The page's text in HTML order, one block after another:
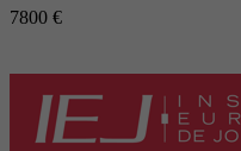
7800 €